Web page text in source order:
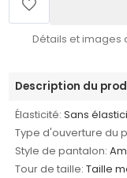
Détails et images
Description du
Élasticité: Sans
Type d'ouverture du
Style de pantalon:
Tour de taille: Taille